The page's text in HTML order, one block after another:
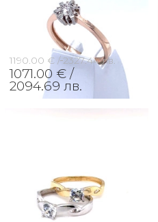
1190.00 € / 2327.44 лв.
1071.00 € /
2094.69 лв.